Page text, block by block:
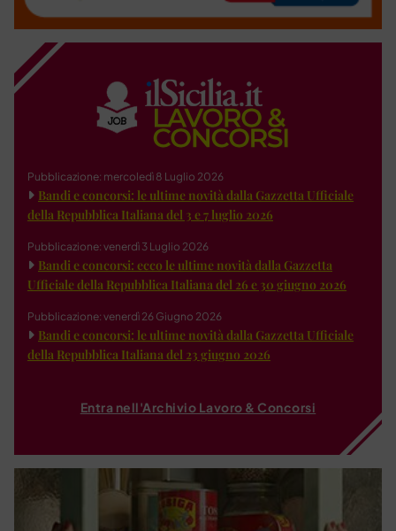
Pubblicazione: mercoledì 8 Luglio 2026
Bandi e concorsi: le ultime novità dalla Gazzetta Ufficiale
della Repubblica Italiana del 3 e 7 luglio 2026
Pubblicazione: venerdì 3 Luglio 2026
Bandi e concorsi: ecco le ultime novità dalla Gazzetta
Ufficiale della Repubblica Italiana del 26 e 30 giugno 2026
Pubblicazione: venerdì 26 Giugno 2026
Bandi e concorsi: le ultime novità dalla Gazzetta Ufficiale
della Repubblica Italiana del 23 giugno 2026
Entra nell'Archivio Lavoro & Concorsi